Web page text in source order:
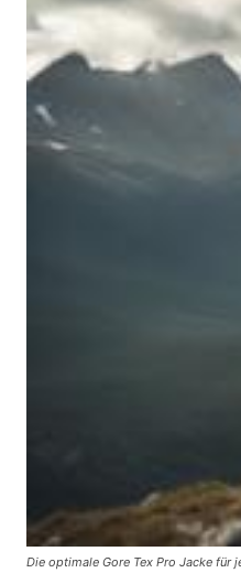
Die optimale Gore Tex Pro Jacke für